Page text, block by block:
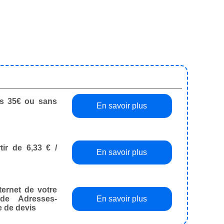
35€ ou sans
En savoir plus
de 6,33 € /
En savoir plus
de votre
Adresses-
de devis
En savoir plus